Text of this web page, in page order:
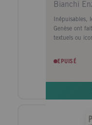
Bianchi
Inépuisables,
Genèse ont
textuels ou
histoire qui
croyante
profondeur et
EPUISÉ